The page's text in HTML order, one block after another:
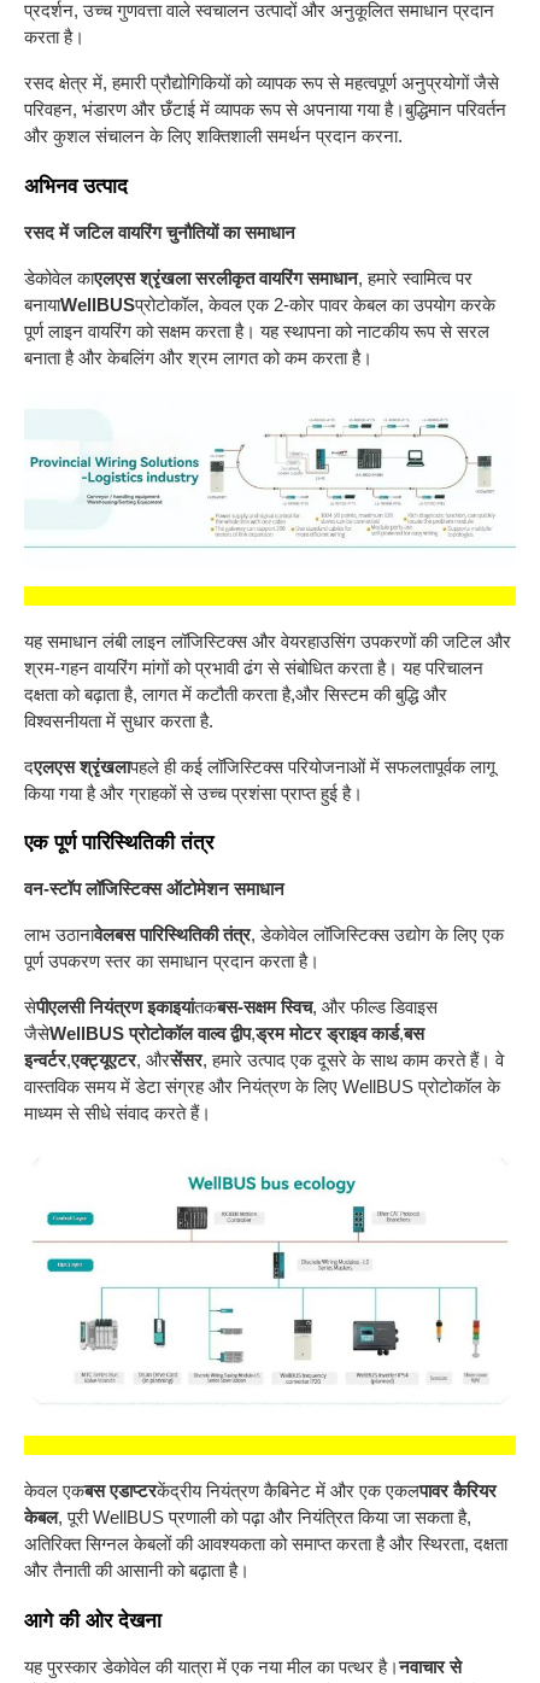
प्रदर्शन, उच्च गुणवत्ता वाले स्वचालन उत्पादों और अनुकूलित समाधान प्रदान
करता है।
रसद क्षेत्र में, हमारी प्रौद्योगिकियों को व्यापक रूप से महत्वपूर्ण अनुप्रयोगों जैसे
परिवहन, भंडारण और छँटाई में व्यापक रूप से अपनाया गया है।बुद्धिमान परिवर्तन
और कुशल संचालन के लिए शक्तिशाली समर्थन प्रदान करना.
अभिनव उत्पाद
रसद में जटिल वायरिंग चुनौतियों का समाधान
डेकोवेल काएलएस श्रृंखला सरलीकृत वायरिंग समाधान, हमारे स्वामित्व पर
बनायाWellBUSप्रोटोकॉल, केवल एक 2-कोर पावर केबल का उपयोग करके
पूर्ण लाइन वायरिंग को सक्षम करता है। यह स्थापना को नाटकीय रूप से सरल
बनाता है और केबलिंग और श्रम लागत को कम करता है।
यह समाधान लंबी लाइन लॉजिस्टिक्स और वेयरहाउसिंग उपकरणों की जटिल और
श्रम-गहन वायरिंग मांगों को प्रभावी ढंग से संबोधित करता है। यह परिचालन
दक्षता को बढ़ाता है, लागत में कटौती करता है,और सिस्टम की बुद्धि और
विश्वसनीयता में सुधार करता है.
दएलएस श्रृंखलापहले ही कई लॉजिस्टिक्स परियोजनाओं में सफलतापूर्वक लागू
किया गया है और ग्राहकों से उच्च प्रशंसा प्राप्त हुई है।
एक पूर्ण पारिस्थितिकी तंत्र
वन-स्टॉप लॉजिस्टिक्स ऑटोमेशन समाधान
लाभ उठानावेलबस पारिस्थितिकी तंत्र, डेकोवेल लॉजिस्टिक्स उद्योग के लिए एक
पूर्ण उपकरण स्तर का समाधान प्रदान करता है।
सेपीएलसी नियंत्रण इकाइयांतकबस-सक्षम स्विच, और फील्ड डिवाइस
जैसेWellBUS प्रोटोकॉल वाल्व द्वीप,ड्रम मोटर ड्राइव कार्ड,बस
इन्वर्टर,एक्ट्यूएटर, औरसेंसर, हमारे उत्पाद एक दूसरे के साथ काम करते हैं। वे
वास्तविक समय में डेटा संग्रह और नियंत्रण के लिए WellBUS प्रोटोकॉल के
माध्यम से सीधे संवाद करते हैं।
केवल एकबस एडाप्टरकेंद्रीय नियंत्रण कैबिनेट में और एक एकलपावर कैरियर
केबल, पूरी WellBUS प्रणाली को पढ़ा और नियंत्रित किया जा सकता है,
अतिरिक्त सिग्नल केबलों की आवश्यकता को समाप्त करता है और स्थिरता, दक्षता
और तैनाती की आसानी को बढ़ाता है।
आगे की ओर देखना
यह पुरस्कार डेकोवेल की यात्रा में एक नया मील का पत्थर है।नवाचार से